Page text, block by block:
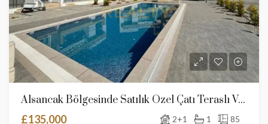
Alsancak Bölgesinde Satılık Özel Çatı Teraslı Ve Ortak Havuzlu Daire
£135,000
2+1 1 85